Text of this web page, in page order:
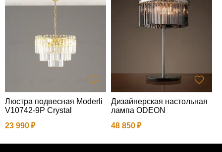
Люстра подвесная Moderli
V10742-9P Crystal
23 990
Дизайнерская настольная
лампа ODEON
48 850